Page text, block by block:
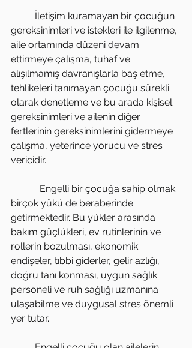
gereksinimleri ve istekleri ile ilgilenme,
aile ortamında düzeni devam
ettirmeye çalışma, tuhaf ve
alışılmamış davranışlarla baş etme,
tehlikeleri tanımayan çocuğu sürekli
olarak denetleme ve bu arada kişisel
gereksinimleri ve ailenin diğer
fertlerinin gereksinimlerini gidermeye
çalışma, yeterince yorucu ve stres
vericidir.
birçok yükü de beraberinde
getirmektedir. Bu yükler arasında
bakım güçlükleri, ev rutinlerinin ve
rollerin bozulması, ekonomik
endişeler, tıbbi giderler, gelir azlığı,
doğru tanı konması, uygun sağlık
personeli ve ruh sağlığı uzmanına
ulaşabilme ve duygusal stres önemli
yer tutar.